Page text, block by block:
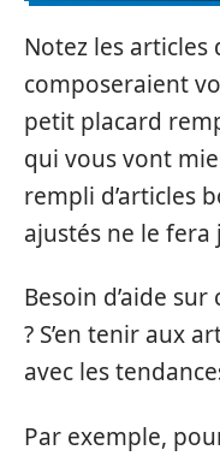
Notez les articles
composeraient
petit placard
qui vous vont
rempli d’articles
ajustés ne le fera
Besoin d’aide
? S’en tenir aux
avec les
Par exemple,